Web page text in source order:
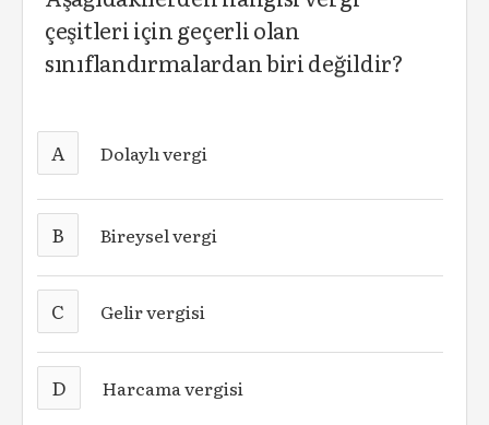
çeşitleri için geçerli olan
sınıflandırmalardan biri değildir?
A Dolaylı vergi
B Bireysel vergi
C Gelir vergisi
D Harcama vergisi